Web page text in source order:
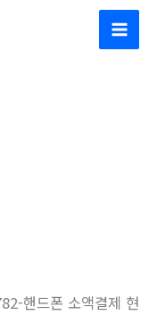
Main
핸드폰 소액결제 현